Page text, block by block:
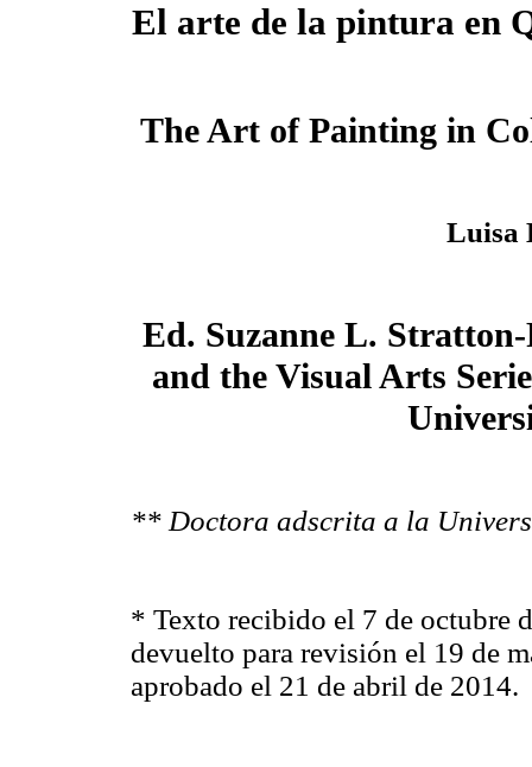
El arte de la pintura en
The Art of Painting in
Luisa
Ed. Suzanne L.
and the Visual Arts
** Doctora adscrita a la
* Texto recibido el 7 de octubre
devuelto para revisión el 19 de
aprobado el 21 de abril de 2014.